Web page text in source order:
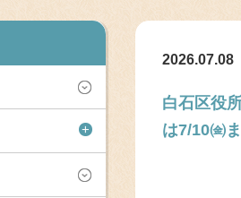
+
2026.07.08
白石区役
は7/10㈮